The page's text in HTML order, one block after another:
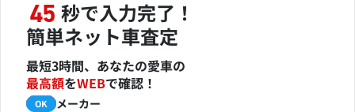
45 秒で入力完了！
簡単ネット車査定
最短3時間、あなたの愛車の
最高額をWEBで確認！
必須 メーカー
OK